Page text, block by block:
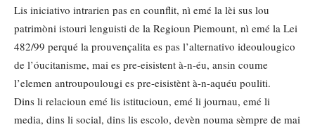
Lis iniciativo intrarien pas en counflit, nì emé la lèi sus lou
patrimòni istouri lenguisti de la Regioun Piemount, nì emé la Lei
482/99 perqué la prouvençalita es pas l’alternativo ideoulougico
de l’óucitanisme, mai es pre-eisistent à-n-éu, ansin coume
l’elemen antroupoulougi es pre-eisistènt à-n-aquéu pouliti.
Dins li relacioun emé lis istitucioun, emé li journau, emé li
media, dins li social, dins lis escolo, devèn nouma sèmpre de mai